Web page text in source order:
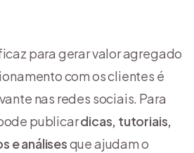
para gerar valor agregado
com os clientes é
nas redes sociais. Para
publicardicas, tutoriais,
e análisesque ajudam o